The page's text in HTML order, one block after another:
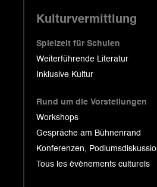
Kulturvermittlung
Spielzeit für Schulen
Weiterführende Literatur
Inklusive Kultur
Rund um die Vorstellungen
Workshops
Gespräche am Bühnenrand
Konferenzen,
Tous les événements culturels